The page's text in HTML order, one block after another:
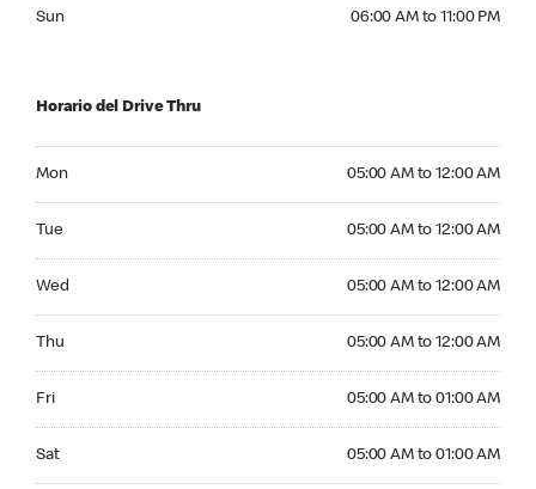
Sun 06:00 AM to 11:00 PM
Horario del Drive Thru
Mon 05:00 AM to 12:00 AM
Tue 05:00 AM to 12:00 AM
Wed 05:00 AM to 12:00 AM
Thu 05:00 AM to 12:00 AM
Fri 05:00 AM to 01:00 AM
Sat 05:00 AM to 01:00 AM